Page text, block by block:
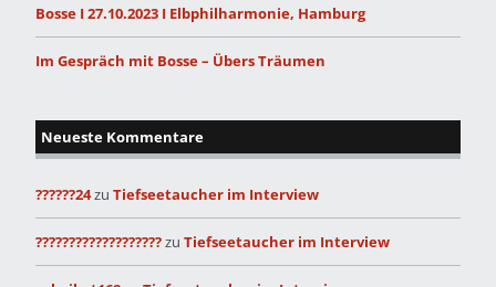
Bosse I 27.10.2023 I Elbphilharmonie, Hamburg
Im Gespräch mit Bosse – Übers Träumen
Neueste Kommentare
??????24zu Tiefseetaucher im Interview
???????????????????zu Tiefseetaucher im Interview